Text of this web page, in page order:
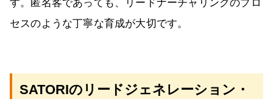
す。匿名客であっても、リードナーチャリングのプロ
セスのような丁寧な育成が大切です。
SATORIのリードジェネレーション・